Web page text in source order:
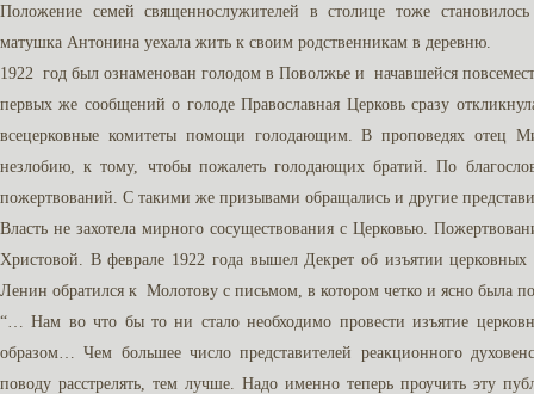
Положение семей священнослужителей в столице тоже
матушка Антонина уехала жить к своим родственникам в деревню.
1922 год был ознаменован голодом в Поволжье и начавшейся
первых же сообщений о голоде Православная Церковь сразу
всецерковные комитеты помощи голодающим. В проповедях отец
незлобию, к тому, чтобы пожалеть голодающих братий. По
пожертвований. С такими же призывами обращались и другие
Власть не захотела мирного сосуществования с Церковью.
Христовой. В феврале 1922 года вышел Декрет об изъятии
Ленин обратился к Молотову с письмом, в котором четко и ясно была
“… Нам во что бы то ни стало необходимо провести изъятие
образом… Чем большее число представителей реакционного
поводу расстрелять, тем лучше. Надо именно теперь проучить эту